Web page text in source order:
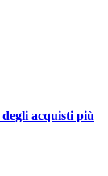
acquisti più